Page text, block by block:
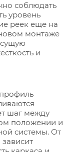
соблюдать
уровень
реек еще на
монтаже
и
шаг между
положении и
системы. От